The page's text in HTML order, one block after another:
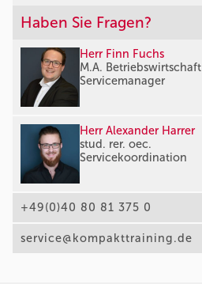
Haben Sie Fragen?
Herr Finn Fuchs
M.A. Betriebswirtschaft
Servicemanager
Herr Alexander Harrer
stud. rer. oec.
Servicekoordination
+49(0)40 80 81 375 0
service@kompakttraining.de